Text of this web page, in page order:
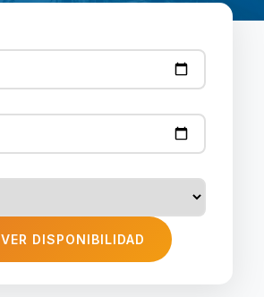
VER DISPONIBILIDAD